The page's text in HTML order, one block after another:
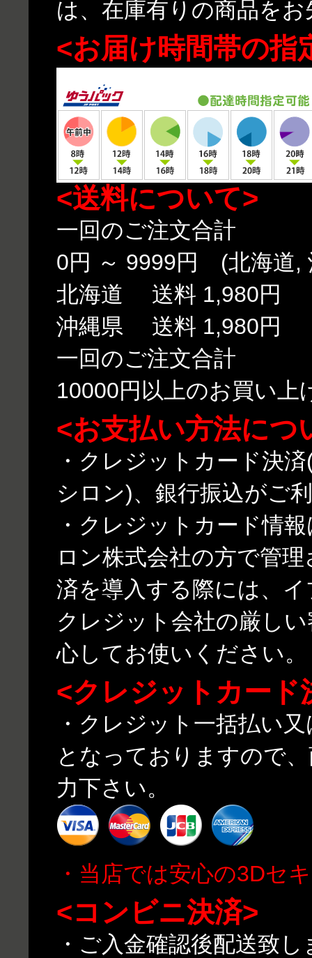
は、在庫有りの商品を
<お届け時間帯の指
<送料について>
一回のご注文合計
0円 ～ 9999円 (北海道,
北海道 送料 1,980円
沖縄県 送料 1,980円
一回のご注文合計
10000円以上のお買い上
<お支払い方法につ
・クレジットカード決
シロン)、銀行振込がご
・クレジットカード情
ロン株式会社の方で管
済を導入する際には、
クレジット会社の厳し
心してお使いください。
<クレジットカード
・クレジット一括払い
となっておりますので
力下さい。
・当店では安心の3Dセ
<コンビニ決済>
・ご入金確認後配送致し